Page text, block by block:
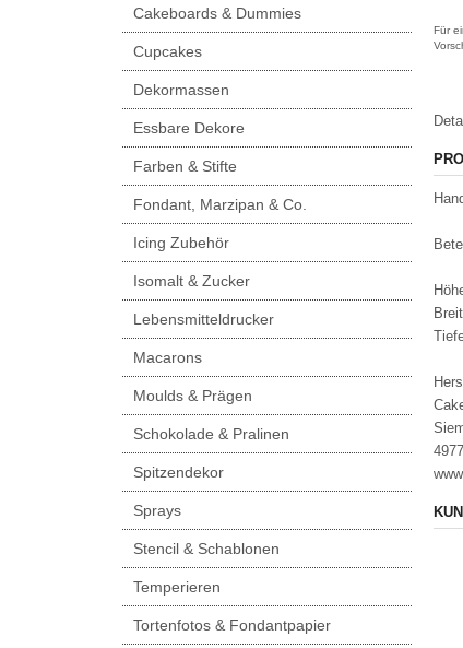
Für
Cakeboards & Dummies
Cupcakes
Dekormassen
Essbare Dekore
Farben & Stifte
Fondant, Marzipan & Co.
Icing Zubehör
Isomalt & Zucker
Lebensmitteldrucker
Macarons
Moulds & Prägen
Schokolade & Pralinen
Spitzendekor
Sprays
Stencil & Schablonen
Temperieren
Tortenfotos & Fondantpapier